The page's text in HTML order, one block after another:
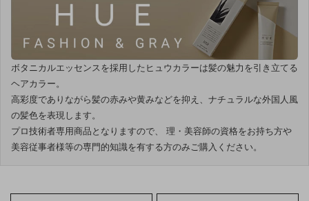
ボタニカルエッセンスを採用したヒュウカラーは髪の魅力を引き立てる
ヘアカラー。
高彩度でありながら髪の赤みや黄みなどを抑え、ナチュラルな外国人風
の髪色を表現します。
プロ技術者専用商品となりますので、 理・美容師の資格をお持ち方や
美容従事者様等の専門的知識を有する方のみご購入ください。